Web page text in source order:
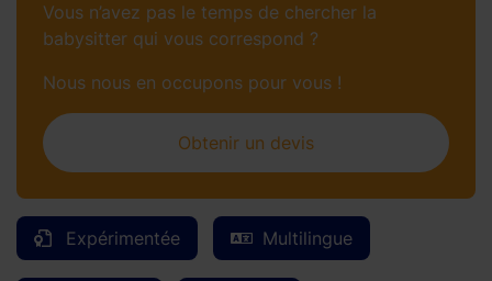
Expérimentée Multilingue
Vous n’avez pas le temps de chercher la
babysitter qui vous correspond ?
Nous nous en occupons pour vous !
Obtenir un devis